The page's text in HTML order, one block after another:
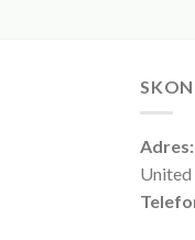
Adres:
United